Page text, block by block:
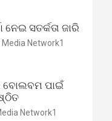
ସତର୍କତା ଜାରି
Media Network1
ବୋଲବମ ପାଇଁ
Network1